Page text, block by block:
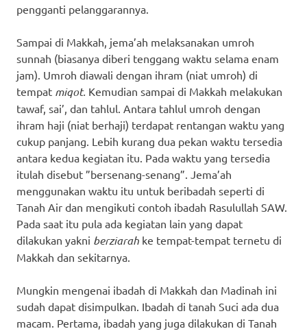
pengganti pelanggarannya.
Sampai di Makkah, jema’ah melaksanakan umroh
sunnah (biasanya diberi tenggang waktu selama enam
jam). Umroh diawali dengan ihram (niat umroh) di
tempat miqot. Kemudian sampai di Makkah melakukan
tawaf, sai’, dan tahlul. Antara tahlul umroh dengan
ihram haji (niat berhaji) terdapat rentangan waktu yang
cukup panjang. Lebih kurang dua pekan waktu tersedia
antara kedua kegiatan itu. Pada waktu yang tersedia
itulah disebut ”bersenang-senang”. Jema’ah
menggunakan waktu itu untuk beribadah seperti di
Tanah Air dan mengikuti contoh ibadah Rasulullah SAW.
Pada saat itu pula ada kegiatan lain yang dapat
dilakukan yakni berziarah ke tempat-tempat ternetu di
Makkah dan sekitarnya.
Mungkin mengenai ibadah di Makkah dan Madinah ini
sudah dapat disimpulkan. Ibadah di tanah Suci ada dua
macam. Pertama, ibadah yang juga dilakukan di Tanah